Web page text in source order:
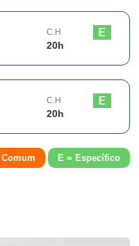
C.H
20h
C.H
20h
E = Específico